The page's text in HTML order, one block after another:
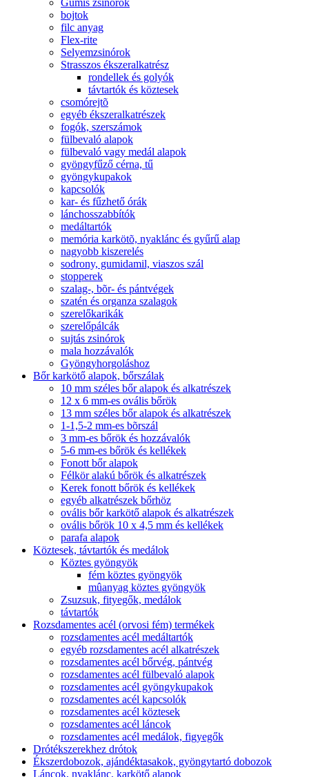
Gumis zsinórok
bojtok
filc anyag
Flex-rite
Selyemzsinórok
Strasszos ékszeralkatrész
rondellek és golyók
távtartók és köztesek
csomórejtõ
egyéb ékszeralkatrészek
fogók, szerszámok
fülbevaló alapok
fülbevaló vagy medál alapok
gyöngyfűző cérna, tű
gyöngykupakok
kapcsolók
kar- és fűzhető órák
lánchosszabbítók
medáltartók
memória karkötõ, nyaklánc és gyűrű alap
nagyobb kiszerelés
sodrony, gumidamil, viaszos szál
stopperek
szalag-, bõr- és pántvégek
szatén és organza szalagok
szerelőkarikák
szerelőpálcák
sujtás zsinórok
mala hozzávalók
Gyöngyhorgoláshoz
Bőr karkötő alapok, bőrszálak
10 mm széles bőr alapok és alkatrészek
12 x 6 mm-es ovális bőrök
13 mm széles bőr alapok és alkatrészek
1-1,5-2 mm-es bõrszál
3 mm-es bőrök és hozzávalók
5-6 mm-es bőrök és kellékek
Fonott bőr alapok
Félkör alakú bőrök és alkatrészek
Kerek fonott bőrök és kellékek
egyéb alkatrészek bőrhöz
ovális bőr karkötő alapok és alkatrészek
ovális bőrök 10 x 4,5 mm és kellékek
parafa alapok
Köztesek, távtartók és medálok
Köztes gyöngyök
fém köztes gyöngyök
mûanyag köztes gyöngyök
Zsuzsuk, fityegők, medálok
távtartók
Rozsdamentes acél (orvosi fém) termékek
rozsdamentes acél medáltartók
egyéb rozsdamentes acél alkatrészek
rozsdamentes acél bőrvég, pántvég
rozsdamentes acél fülbevaló alapok
rozsdamentes acél gyöngykupakok
rozsdamentes acél kapcsolók
rozsdamentes acél köztesek
rozsdamentes acél láncok
rozsdamentes acél medálok, figyegők
Drótékszerekhez drótok
Ékszerdobozok, ajándéktasakok, gyöngytartó dobozok
Láncok, nyaklánc, karkötő alapok